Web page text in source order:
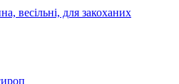
весільні, для закоханих